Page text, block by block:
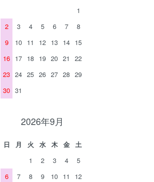
1
2
3 4 5 6 7
8
9
10 11 12 13 14 15
16 17 18 19 20 21
22
23 24 25 26 27 28 29
30 31
2026年9月
日 月 火 水 木 金
土
1
2 3 4
5
6
7 8 9 10 11
12